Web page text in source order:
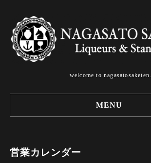
welcome to nagasatosaketen.
MENU
営業カレンダー